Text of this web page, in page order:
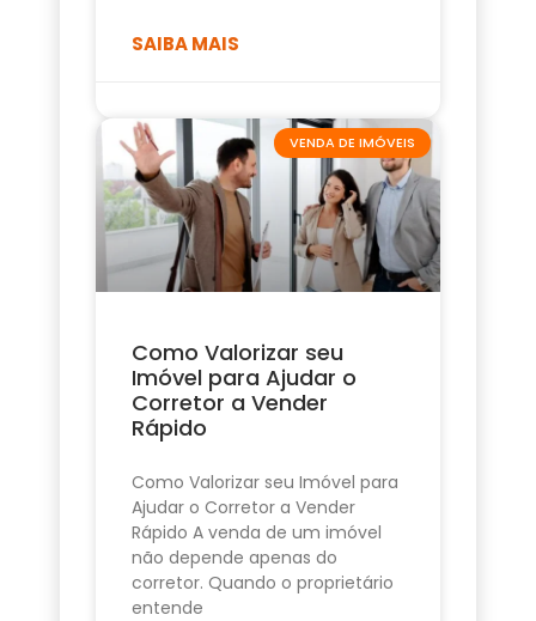
SAIBA MAIS
VENDA DE IMÓVEIS
Como Valorizar seu
Imóvel para Ajudar o
Corretor a Vender
Rápido
Como Valorizar seu Imóvel para
Ajudar o Corretor a Vender
Rápido A venda de um imóvel
não depende apenas do
corretor. Quando o proprietário
entende